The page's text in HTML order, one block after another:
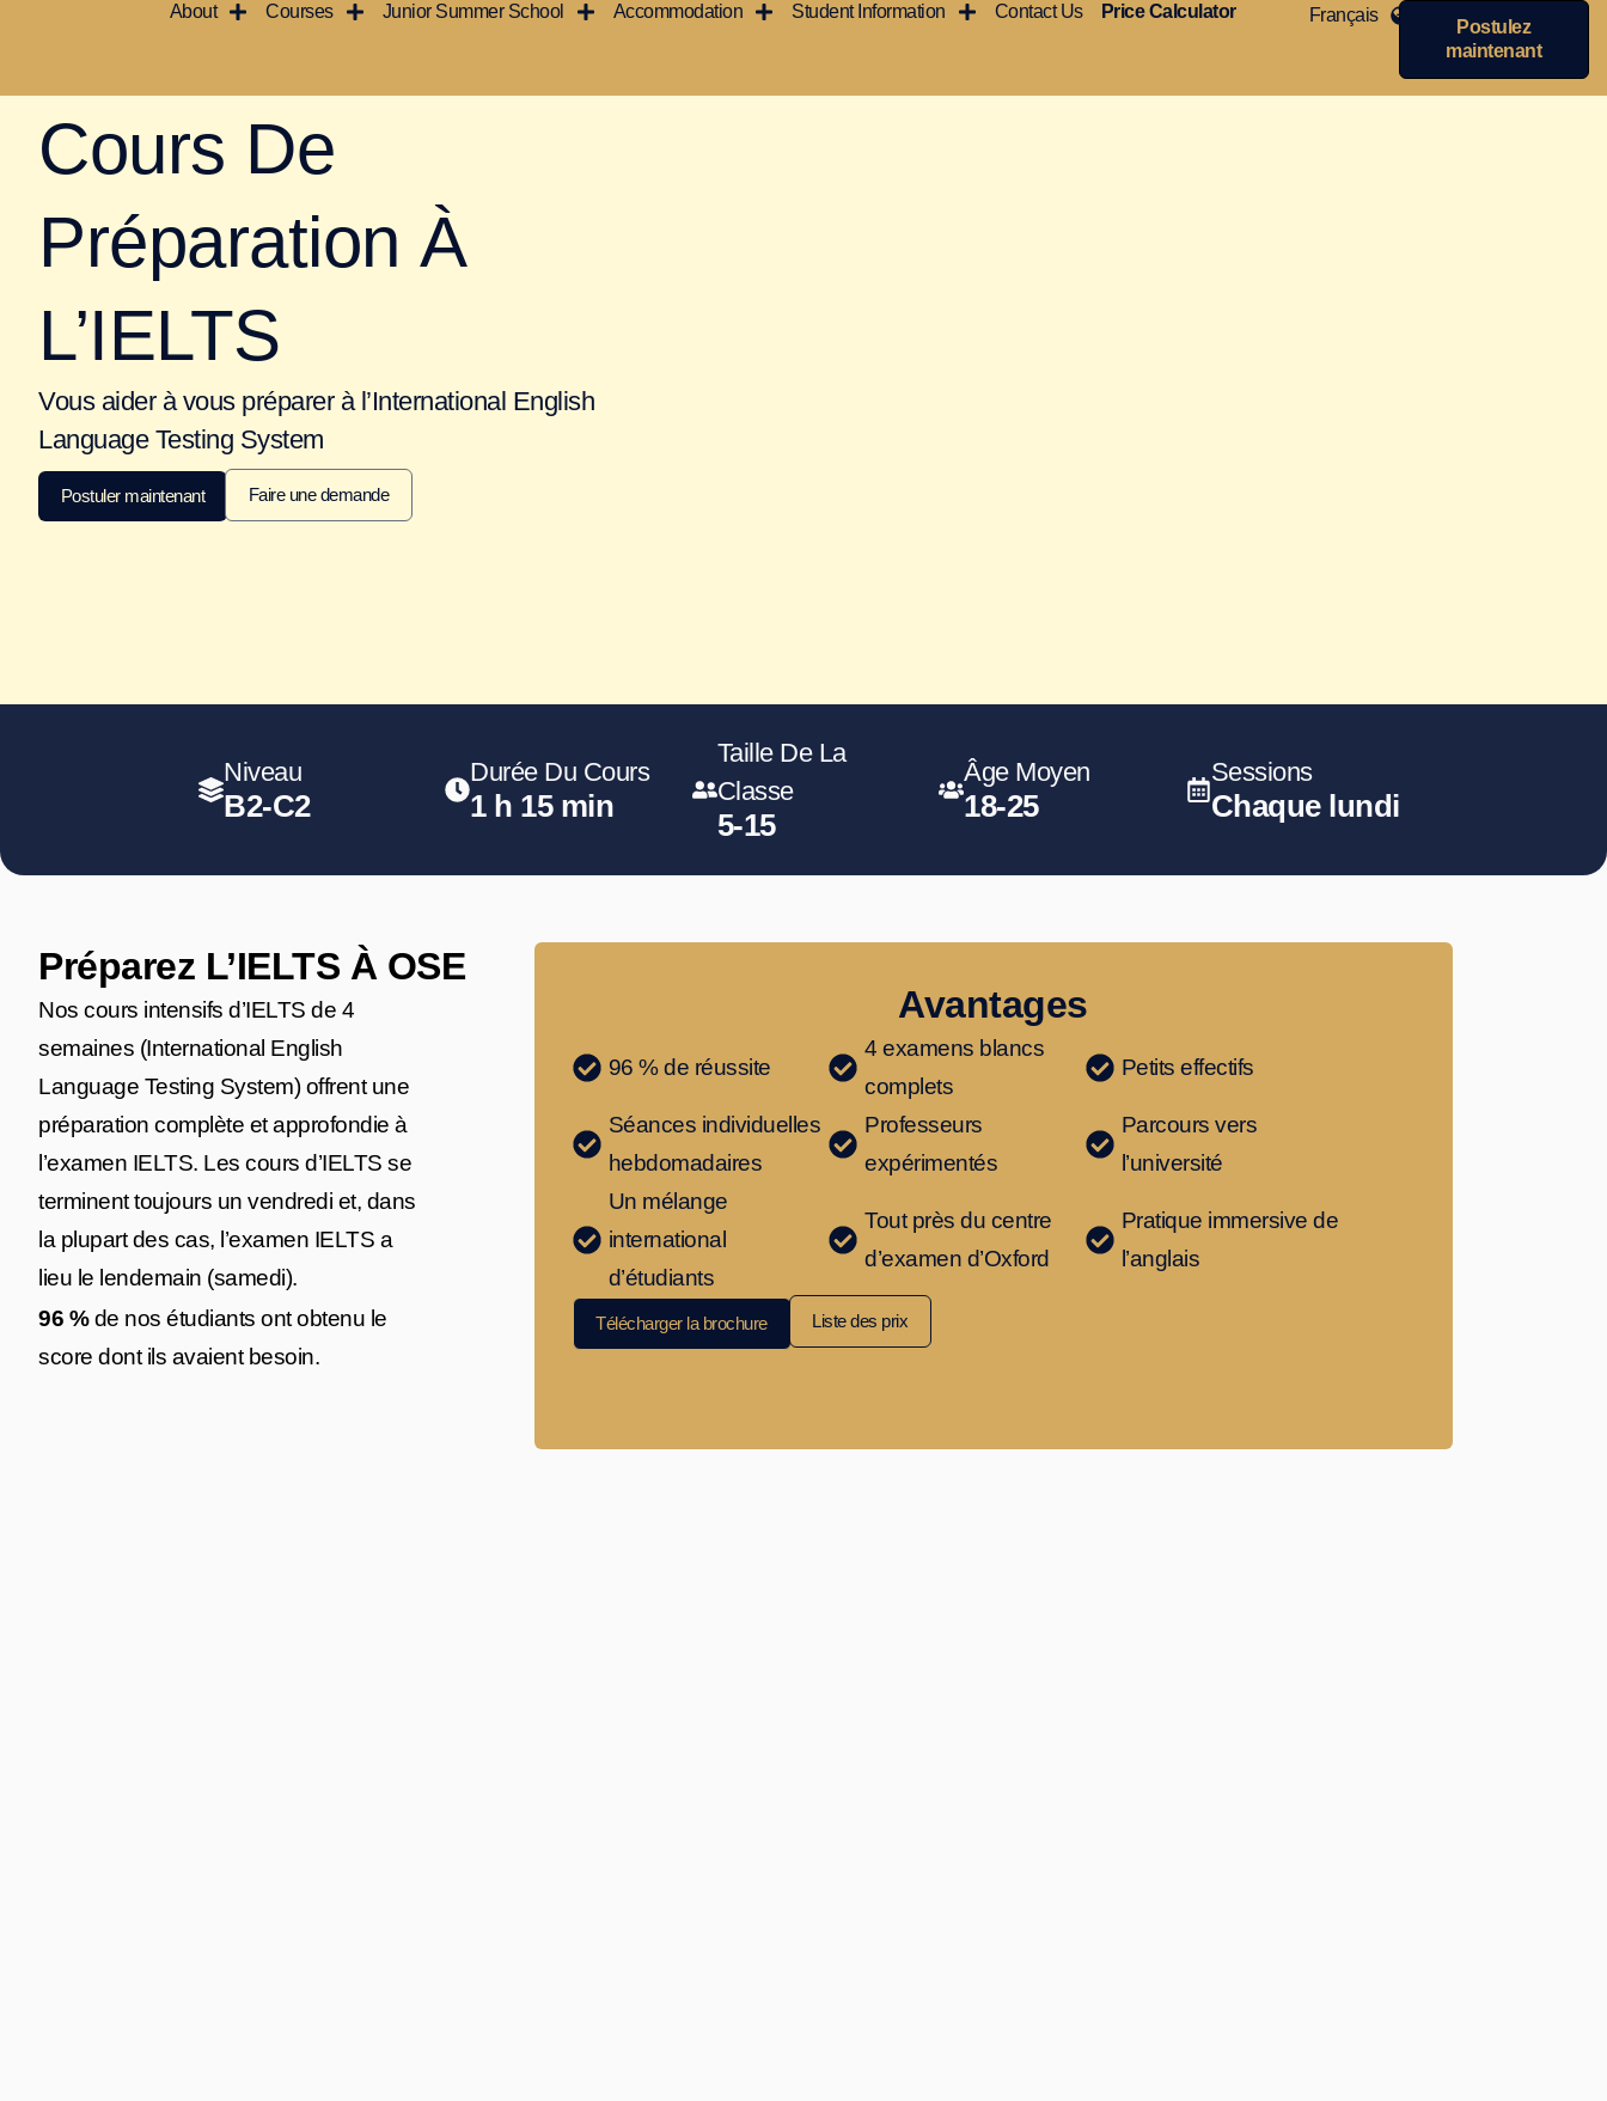
About Courses Junior Summer School Accommodation Student Information Contact Us Price Calculator Français
Postulez
maintenant
Cours De
Préparation À
L’IELTS
Vous aider à vous préparer à l’International English
Language Testing System
Postuler maintenant Faire une demande
Niveau
B2-C2
Durée Du Cours
1 h 15 min
Taille De La
Classe
5-15
Âge Moyen
18-25
Sessions
Chaque lundi
Préparez L’IELTS À OSE
Nos cours intensifs d’IELTS de 4
semaines (International English
Language Testing System) offrent une
préparation complète et approfondie à
l’examen IELTS. Les cours d’IELTS se
terminent toujours un vendredi et, dans
la plupart des cas, l’examen IELTS a
lieu le lendemain (samedi).
96 %de nos étudiants ont obtenu le
score dont ils avaient besoin.
Avantages
96 % de réussite
4 examens blancs
complets​
Petits effectifs
Séances individuelles
hebdomadaires​
Professeurs
expérimentés
Parcours vers
l’université
Un mélange
international
d’étudiants
Tout près du centre
d’examen d’Oxford
Pratique immersive de
l’anglais
Télécharger la brochure Liste des prix